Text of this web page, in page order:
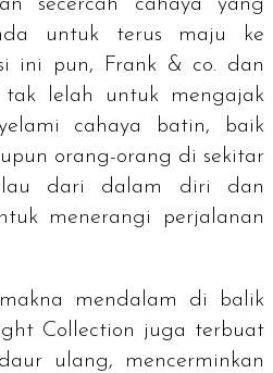
untuk terus maju ke
ini pun, Frank & co. dan
lelah untuk mengajak
cahaya batin, baik
orang-orang di sekitar
dari dalam diri dan
menerangi perjalanan
mendalam di balik
Collection juga terbuat
ulang, mencerminkan